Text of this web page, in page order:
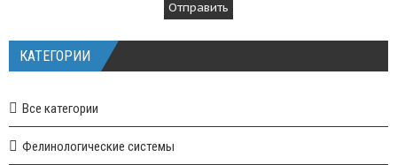
КАТЕГОРИИ
Все категории
Фелинологические системы